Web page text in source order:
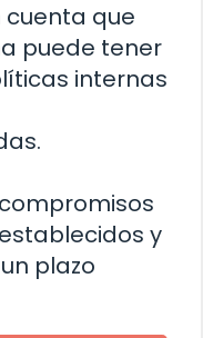
cuenta que
puede tener
internas
y
plazo